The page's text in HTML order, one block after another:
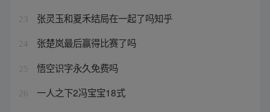
23 张灵玉和夏禾结局在一起了吗知乎
24 张楚岚最后赢得比赛了吗
25 悟空识字永久免费吗
26 一人之下2冯宝宝18式